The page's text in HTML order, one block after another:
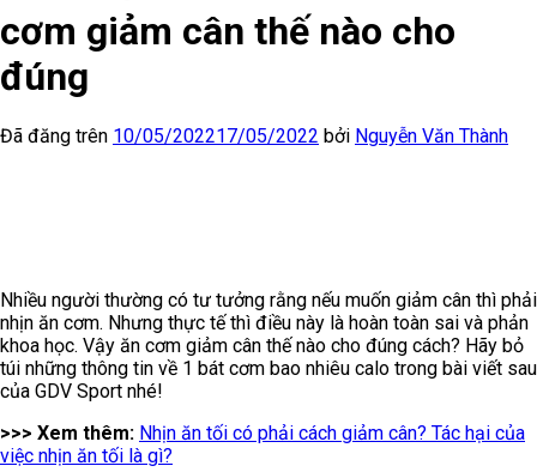
cơm giảm cân thế nào cho
đúng
Đã đăng trên 10/05/202217/05/2022 bởi Nguyễn Văn Thành
Nhiều người thường có tư tưởng rằng nếu muốn giảm cân thì phải
nhịn ăn cơm. Nhưng thực tế thì điều này là hoàn toàn sai và phản
khoa học. Vậy ăn cơm giảm cân thế nào cho đúng cách? Hãy bỏ
túi những thông tin về 1 bát cơm bao nhiêu calo trong bài viết sau
của GDV Sport nhé!
>>> Xem thêm: Nhịn ăn tối có phải cách giảm cân? Tác hại của
việc nhịn ăn tối là gì?